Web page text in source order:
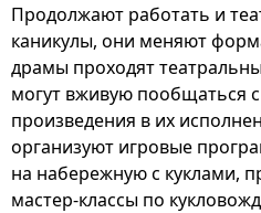
Продолжают работать и
каникулы, они меняют
драмы проходят
могут вживую пообщаться
произведения в их
организуют игровые
на набережную с куклами,
мастер-классы по